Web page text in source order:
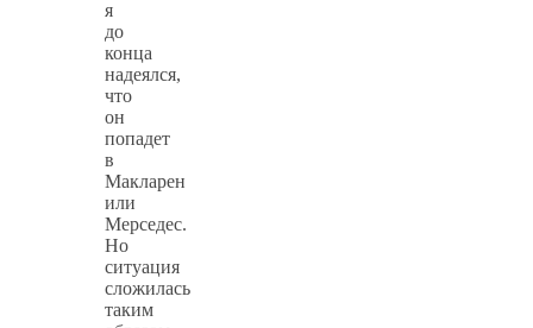
я
до
конца
надеялся,
что
он
попадет
в
Макларен
или
Мерседес.
Но
ситуация
сложилась
таким